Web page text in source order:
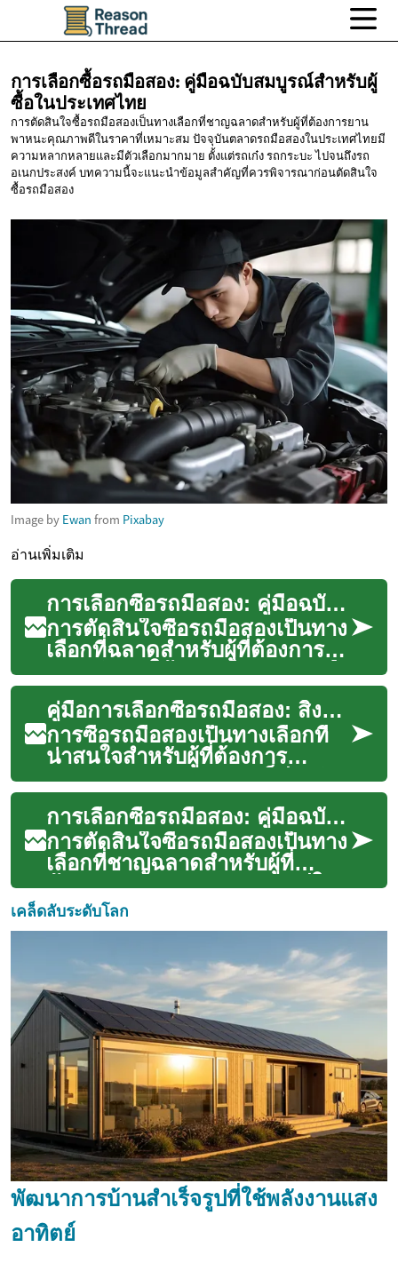
การเลือกซื้อรถมือสอง: คู่มือฉบับสมบูรณ์สำหรับผู้
ซื้อในประเทศไทย
การตัดสินใจซื้อรถมือสองเป็นทางเลือกที่ชาญฉลาดสำหรับผู้ที่ต้องการยาน
พาหนะคุณภาพดีในราคาที่เหมาะสม ปัจจุบันตลาดรถมือสองในประเทศไทยมี
ความหลากหลายและมีตัวเลือกมากมาย ตั้งแต่รถเก๋ง รถกระบะ ไปจนถึงรถ
อเนกประสงค์ บทความนี้จะแนะนำข้อมูลสำคัญที่ควรพิจารณาก่อนตัดสินใจ
ซื้อรถมือสอง
Image by Ewan from Pixabay
อ่านเพิ่มเติม
การเลือกซื้อรถมือสอง: คู่มือฉบับสมบูรณ์สำหรับผู้ซื้อ
การตัดสินใจซื้อรถมือสองเป็นทาง
เลือกที่ฉลาดสำหรับผู้ที่ต้องการ
ประหยัดค่าใช้จ่าย เนื่องจากรถมือ
สองมีราคาที่ถูกกว่ารถใหม...
คู่มือการเลือกซื้อรถมือสอง: สิ่งที่ต้องรู้ก่อนตัดสินใจ
การซื้อรถมือสองเป็นทางเลือกที่
น่าสนใจสำหรับผู้ที่ต้องการ
ประหยัดงบประมาณ แต่ก็มีปัจจัย
หลายอย่างที่ต้องพิจารณาอย่าง
รอบค...
การเลือกซื้อรถมือสอง: คู่มือฉบับสมบูรณ์สำหรับผู้ซื้อในประเทศไทย
การตัดสินใจซื้อรถมือสองเป็นทาง
เลือกที่ชาญฉลาดสำหรับผู้ที่
ต้องการยานพาหนะคุณภาพดีใน
ราคาที่เหมาะสม ปัจจุบันตลาดรถ
มือสอง...
เคล็ดลับระดับโลก
พัฒนาการบ้านสำเร็จรูปที่ใช้พลังงานแสง
อาทิตย์